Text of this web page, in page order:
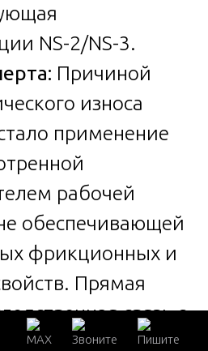
NS-2/NS-3.
Причиной
износа
применение
рабочей
обеспечивающей
фрикционных и
Прямая
связь с
сервиса доказана.